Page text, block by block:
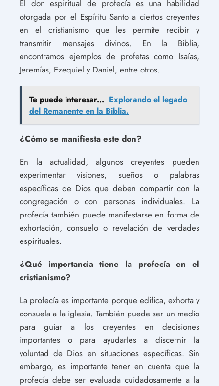
El don espiritual de profecía es una habilidad
otorgada por el Espíritu Santo a ciertos creyentes
en el cristianismo que les permite recibir y
transmitir mensajes divinos. En la Biblia,
encontramos ejemplos de profetas como Isaías,
Jeremías, Ezequiel y Daniel, entre otros.
Te puede interesar... Explorando el legado
del Remanente en la Biblia.
¿Cómo se manifiesta este don?
En la actualidad, algunos creyentes pueden
experimentar visiones, sueños o palabras
específicas de Dios que deben compartir con la
congregación o con personas individuales. La
profecía también puede manifestarse en forma de
exhortación, consuelo o revelación de verdades
espirituales.
¿Qué importancia tiene la profecía en el
cristianismo?
La profecía es importante porque edifica, exhorta y
consuela a la iglesia. También puede ser un medio
para guiar a los creyentes en decisiones
importantes o para ayudarles a discernir la
voluntad de Dios en situaciones específicas. Sin
embargo, es importante tener en cuenta que la
profecía debe ser evaluada cuidadosamente a la